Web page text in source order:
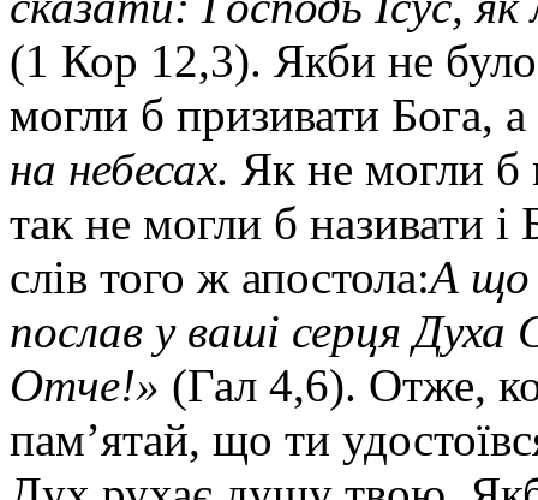
(1 Кор 12,3). Якби не
могли б призивати Бога,
на небесах. Як не могли б
так не могли б називати
слів того ж апостола:А що
послав у ваші серця Духа
Отче!» (Гал 4,6). Отже,
пам’ятай, що ти